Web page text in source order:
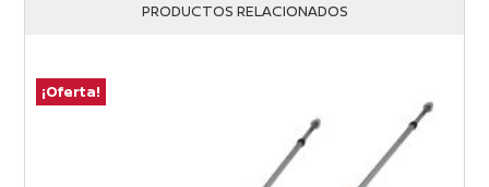
PRODUCTOS RELACIONADOS
¡Oferta!